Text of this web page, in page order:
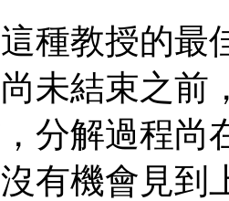
教授的最
尚未結束之
分解過程尚
有機會見到